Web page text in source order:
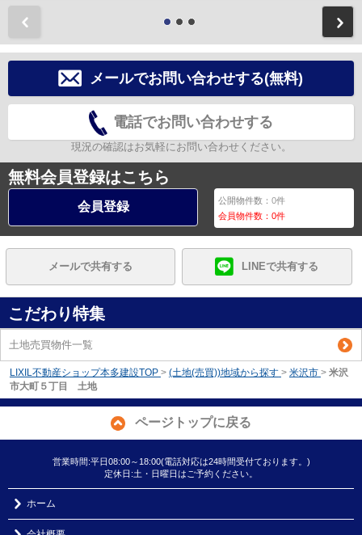
メールでお問い合わせする(無料)
電話でお問い合わせする
現況の確認はお気軽にお問い合わせください。
無料会員登録はこちら
会員登録 公開物件数：0件
会員物件数：0件
メールで共有する LINEで共有する
こだわり特集
土地売買物件一覧
LIXIL不動産ショップ本多建設TOP > (土地(売買))地域から探す > 米沢市 > 米沢
市大町５丁目 土地
ページトップに戻る
営業時間:平日08:00～18:00(電話対応は24時間受付ております。)
定休日:土・日曜日はご予約ください。
ホーム